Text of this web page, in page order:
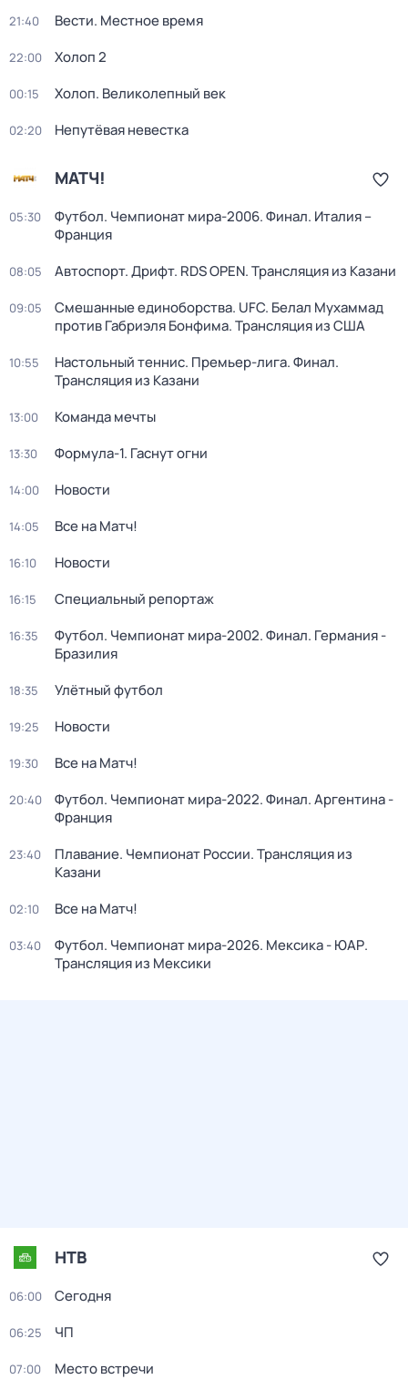
21:40 Вести. Местное время
22:00 Холоп 2
00:15 Холоп. Великолепный век
02:20 Непутёвая невестка
МАТЧ!
05:30
Футбол. Чемпионат мира-2006. Финал. Италия –
Франция
08:05 Автоспорт. Дрифт. RDS OPEN. Трансляция из Казани
09:05
Смешанные единоборства. UFC. Белал Мухаммад
против Габриэля Бонфима. Трансляция из США
10:55
Настольный теннис. Премьер-лига. Финал.
Трансляция из Казани
13:00 Команда мечты
13:30 Формула-1. Гаснут огни
14:00 Новости
14:05 Все на Матч!
16:10 Новости
16:15 Специальный репортаж
16:35
Футбол. Чемпионат мира-2002. Финал. Германия -
Бразилия
18:35 Улётный футбол
19:25 Новости
19:30 Все на Матч!
20:40
Футбол. Чемпионат мира-2022. Финал. Аргентина -
Франция
23:40
Плавание. Чемпионат России. Трансляция из
Казани
02:10 Все на Матч!
03:40
Футбол. Чемпионат мира-2026. Мексика - ЮАР.
Трансляция из Мексики
НТВ
06:00 Сегодня
06:25 ЧП
07:00 Место встречи